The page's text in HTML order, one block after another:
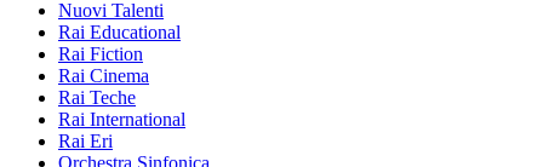
Nuovi Talenti
Rai Educational
Rai Fiction
Rai Cinema
Rai Teche
Rai International
Rai Eri
Orchestra Sinfonica